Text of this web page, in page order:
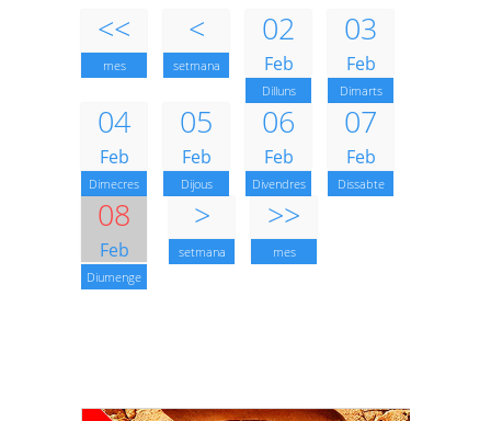
<<
mes
<
setmana
02
Feb
Dilluns
03
Feb
Dimarts
04
Feb
Dimecres
05
Feb
Dijous
06
Feb
Divendres
07
Feb
Dissabte
08
Feb
Diumenge
>
setmana
>>
mes